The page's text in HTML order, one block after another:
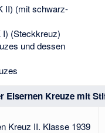
II) (mit schwarz-
(Steckkreuz)
und dessen
Eisernen Kreuze mit
Kreuz II. Klasse 1939